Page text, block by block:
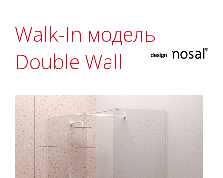
Walk-In модель
Double Wall